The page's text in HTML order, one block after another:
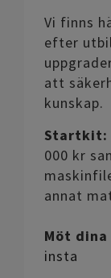
Vi finns
efter
att
kunskap.
Startkit:
000 kr
annat
Möt
insta